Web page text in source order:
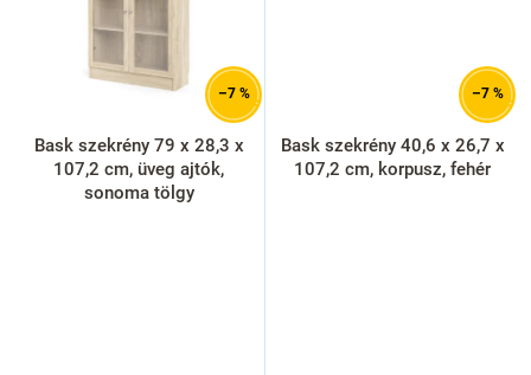
–7 %
Bask szekrény 79 x 28,3 x
107,2 cm, üveg ajtók,
sonoma tölgy
–7 %
Bask szekrény 40,6 x 26,7 x
107,2 cm, korpusz, fehér